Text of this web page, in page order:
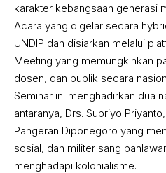
karakter kebangsaan generasi
Acara yang digelar secara
UNDIP dan disiarkan melalui
Meeting yang memungkinkan
dosen, dan publik secara
Seminar ini menghadirkan dua
antaranya, Drs. Supriyo
Pangeran Diponegoro yang
sosial, dan militer sang
menghadapi kolonialisme.